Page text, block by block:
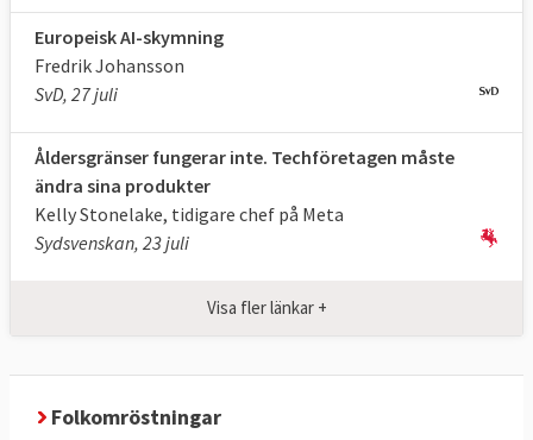
Europeisk AI-skymning
Fredrik Johansson
SvD, 27 juli
Åldersgränser fungerar inte. Techföretagen måste
ändra sina produkter
Kelly Stonelake, tidigare chef på Meta
Sydsvenskan, 23 juli
Visa fler länkar +
Folkomröstningar